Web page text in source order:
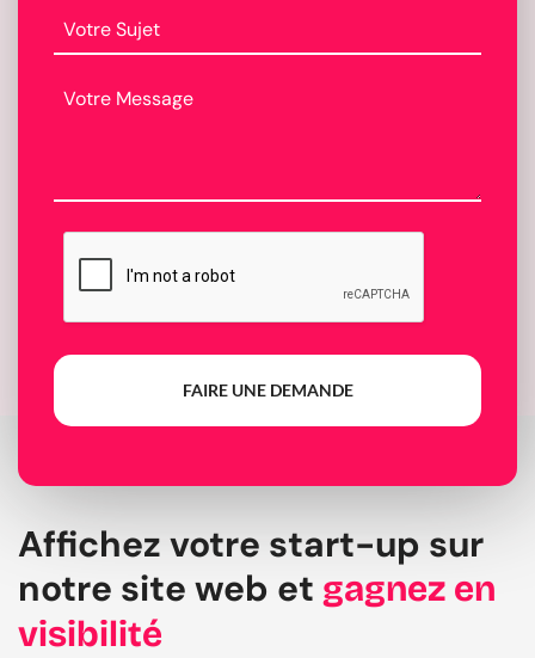
FAIRE UNE DEMANDE
Affichez votre start-up sur
notre site web et gagnez en
visibilité